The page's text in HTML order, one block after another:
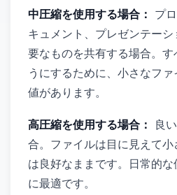
中圧縮を使用する場合： プ
キュメント、プレゼンテー
要なものを共有する場合。
うにするために、小さなフ
値があります。
高圧縮を使用する場合：
良
合。ファイルは目に見えて
は良好なままです。日常的
に最適です。